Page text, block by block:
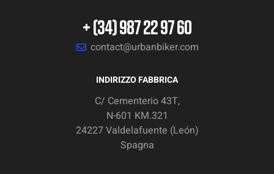
+ (34) 987 22 97 60
contact@urbanbiker.com
INDIRIZZO FABBRICA
C/ Cementerio 43T,
N-601 KM.321
24227 Valdelafuente (León)
Spagna